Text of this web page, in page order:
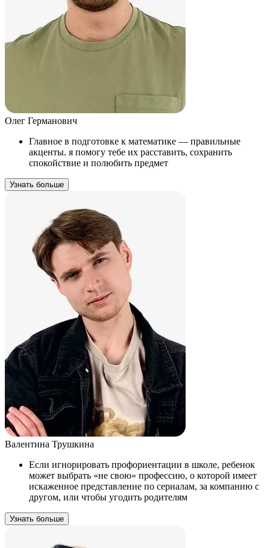
Олег Германович
Главное в подготовке к математике — правильные
акценты. я помогу тебе их расставить, сохранить
спокойствие и полюбить предмет
Узнать больше
Валентина Трушкина
Если игнорировать профориентации в школе, ребенок
может выбрать «не свою» профессию, о которой имеет
искаженное представление по сериалам, за компанию с
другом, или чтобы угодить родителям
Узнать больше